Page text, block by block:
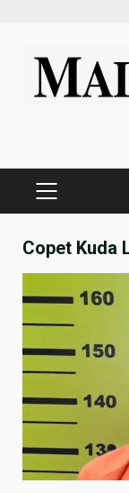
content
PRIMARY
Copet Kuda